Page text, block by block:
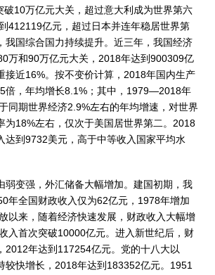
10万亿元大关，超过意大利成为世界第六
412119亿元，超过日本并连年稳居世界第
我国综合国力持续提升。近三年，我国经济
万和90万亿元大关，2018年达到900309亿
接近16%。按不变价计算，2018年国内生产
倍，年均增长8.1%；其中，1979—2018年
同期世界经济2.9%左右的年均增速，对世界
为18%左右，仅次于美国居世界第二。2018
达到9732美元，高于中等收入国家平均水
弱变强，外汇储备大幅增加。建国初期，我
年全国财政收入仅为62亿元，1978年增加
以来，随着经济快速发展，财政收入大幅增
入首次突破10000亿元。进入新世纪后，财
2012年达到117254亿元。党的十八大以
较快增长，2018年达到183352亿元。1951